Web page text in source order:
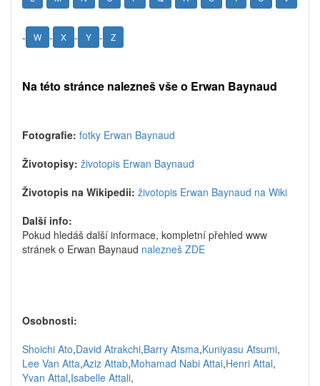
- W - X - Y - Z
Na této stránce nalezneš vše o Erwan Baynaud
Fotografie: fotky Erwan Baynaud
Životopisy: životopis Erwan Baynaud
Životopis na Wikipedii: životopis Erwan Baynaud na Wiki
Další info:
Pokud hledáš další informace, kompletní přehled www
stránek o Erwan Baynaud nalezneš ZDE
Osobnosti:
Shoichi Ato,David Atrakchi,Barry Atsma,Kuniyasu Atsumi,
Lee Van Atta,Aziz Attab,Mohamad Nabi Attai,Henri Attal,
Yvan Attal,Isabelle Attali,